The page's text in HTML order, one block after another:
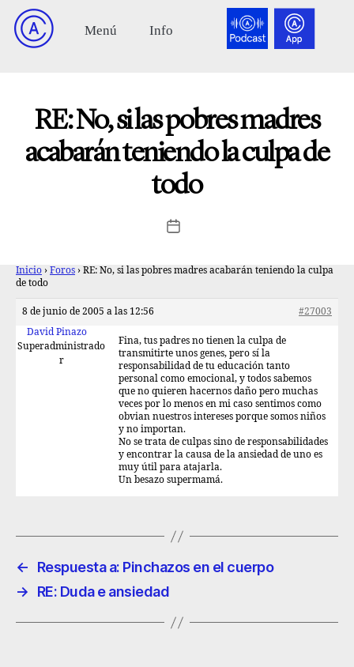
RE: No, si las pobres madres
acabarán teniendo la culpa de
todo
Inicio › Foros › RE: No, si las pobres madres acabarán teniendo la culpa
de todo
8 de junio de 2005 a las 12:56
#27003
David Pinazo
Superadministrado
r
Fina, tus padres no tienen la culpa de
transmitirte unos genes, pero sí la
responsabilidad de tu educación tanto
personal como emocional, y todos sabemos
que no quieren hacernos daño pero muchas
veces por lo menos en mi caso sentimos como
obvian nuestros intereses porque somos niños
y no importan.
No se trata de culpas sino de responsabilidades
y encontrar la causa de la ansiedad de uno es
muy útil para atajarla.
Un besazo supermamá.
←
Respuesta a: Pinchazos en el cuerpo
→
RE: Duda e ansiedad